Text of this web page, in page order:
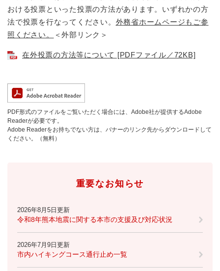
おける投票といった投票の方法があります。いずれかの方
法で投票を行なってください。 外務省ホームページもご参
照ください。
＜外部リンク＞
在外投票の方法等について [PDFファイル／72KB]
PDF形式のファイルをご覧いただく場合には、Adobe社が提供するAdobe
Readerが必要です。
Adobe Readerをお持ちでない方は、バナーのリンク先からダウンロードして
ください。（無料）
重要なお知らせ
2026年8月5日更新
令和8年熊本地震に関する本市の支援及び対応状況
2026年7月9日更新
市内ハイキングコース通行止め一覧